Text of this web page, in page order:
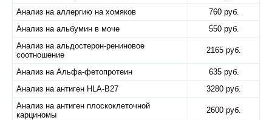
Анализ на аллергию на хомяков
760 руб.
Анализ на альбумин в моче
550 руб.
Анализ на альдостерон-рениновое
соотношение
2165 руб.
Анализ на Альфа-фетопротеин
635 руб.
Анализ на антиген HLA-B27
3280 руб.
Анализ на антиген плоскоклеточной
карциномы
2600 руб.